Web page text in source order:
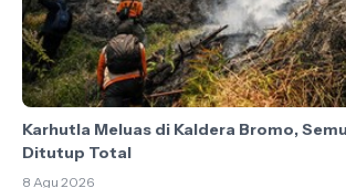
Karhutla Meluas di Kaldera Bromo,
Ditutup Total
8 Agu 2026